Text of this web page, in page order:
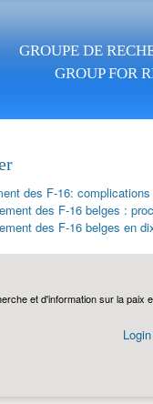
GROUPE DE
GROUP FOR
des F-16:
des F-16 belges :
des F-16 belges en
et d'information sur la paix
Login